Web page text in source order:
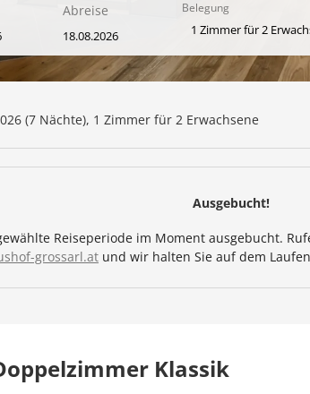
Abreise Belegung
1 Zimmerfür2
(7 Nächte), 1 Zimmer für 2 Erwachsene
Ausgebucht!
Reiseperiode im Moment ausgebucht.
grossarl.at und wir halten Sie auf dem
Klassik